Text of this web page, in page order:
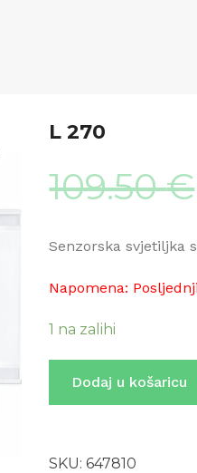
L 270
109.50€
Senzorska svjetiljka
Napomena:
1 na zalihi
Dodaj u košaricu
SKU:647810